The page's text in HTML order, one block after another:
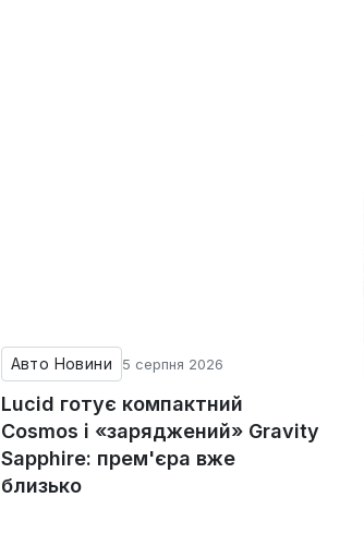
Авто Новини 5 серпня 2026
Lucid готує компактний
Cosmos і «заряджений» Gravity
Sapphire: прем'єра вже
близько